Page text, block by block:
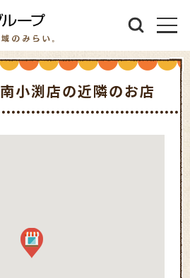
小渕店の近隣のお店